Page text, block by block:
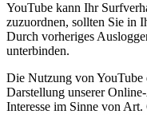
YouTube kann Ihr
zuzuordnen, sollten Sie in
Durch vorheriges
unterbinden.
Die Nutzung von YouTube
Darstellung unserer
Interesse im Sinne von